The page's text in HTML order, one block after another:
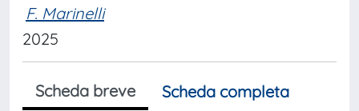
F. Marinelli
2025
Scheda breve
Scheda completa